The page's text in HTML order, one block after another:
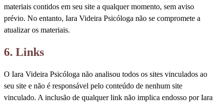
materiais contidos em seu site a qualquer momento, sem aviso
prévio. No entanto, Iara Videira Psicóloga não se compromete a
atualizar os materiais.
6. Links
O Iara Videira Psicóloga não analisou todos os sites vinculados ao
seu site e não é responsável pelo conteúdo de nenhum site
vinculado. A inclusão de qualquer link não implica endosso por Iara